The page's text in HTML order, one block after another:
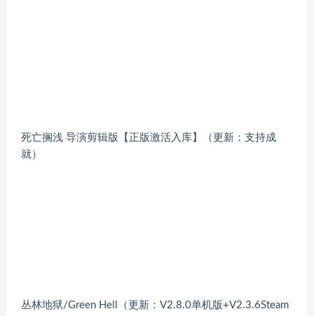
死亡搁浅 导演剪辑版【正版激活入库】（更新：支持成
就）
丛林地狱/Green Hell（更新：V2.8.0单机版+V2.3.6Steam